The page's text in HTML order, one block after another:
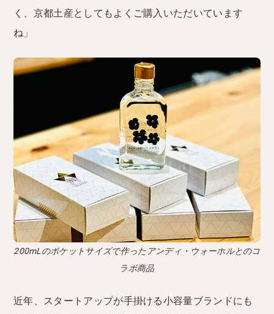
く、京都土産としてもよくご購入いただいています
ね」
200mLのポケットサイズで作ったアンディ・ウォーホルとのコ
ラボ商品
近年、スタートアップが手掛ける小容量ブランドにも